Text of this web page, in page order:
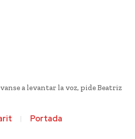
a levantar la voz, pide Beatriz
Portada